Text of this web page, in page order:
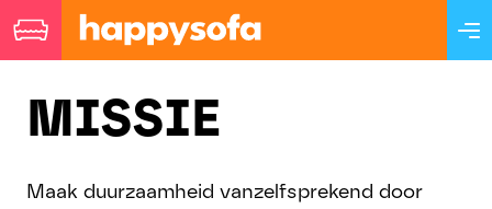
Ga
naar
navigatie
Ga
inhoudMISSIE
Maak duurzaamheid vanzelfsprekend door